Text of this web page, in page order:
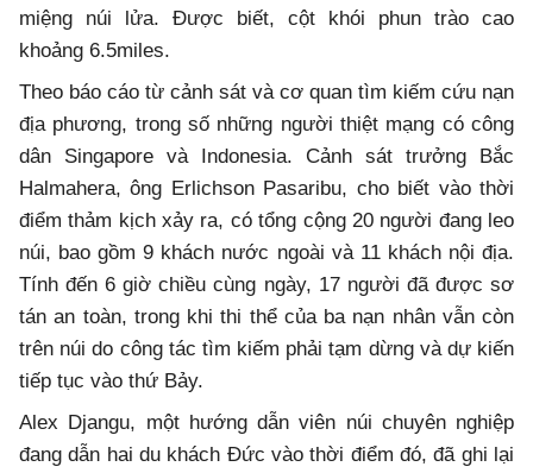
miệng núi lửa. Được biết, cột khói phun trào cao
khoảng 6.5miles.
Theo báo cáo từ cảnh sát và cơ quan tìm kiếm cứu nạn
địa phương, trong số những người thiệt mạng có công
dân Singapore và Indonesia. Cảnh sát trưởng Bắc
Halmahera, ông Erlichson Pasaribu, cho biết vào thời
điểm thảm kịch xảy ra, có tổng cộng 20 người đang leo
núi, bao gồm 9 khách nước ngoài và 11 khách nội địa.
Tính đến 6 giờ chiều cùng ngày, 17 người đã được sơ
tán an toàn, trong khi thi thể của ba nạn nhân vẫn còn
trên núi do công tác tìm kiếm phải tạm dừng và dự kiến
tiếp tục vào thứ Bảy.
Alex Djangu, một hướng dẫn viên núi chuyên nghiệp
đang dẫn hai du khách Đức vào thời điểm đó, đã ghi lại